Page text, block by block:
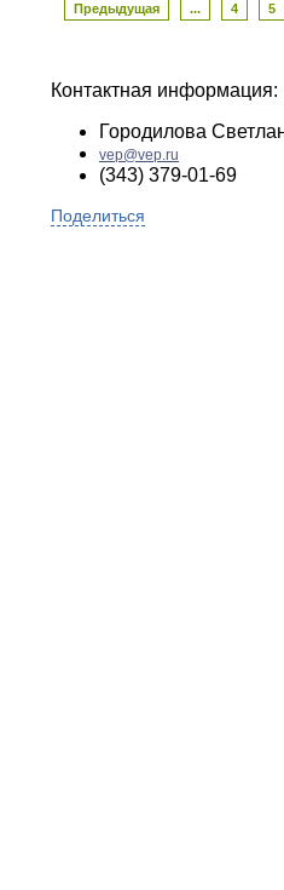
Предыдущая ... 4 5
Контактная информация:
Городилова
vep@vep.ru
(343) 379-01-69
Поделиться